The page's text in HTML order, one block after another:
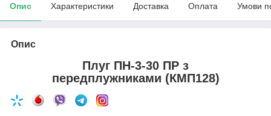
Опис Характеристики Доставка Оплата Умови
Опис
Плуг ПН-3-30 ПР з
передплужниками (КМП128)